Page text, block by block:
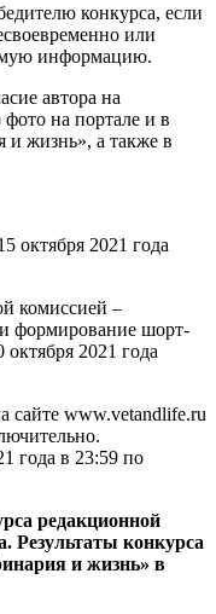
конкурса, если
или
информацию.
автора на
на портале и в
и жизнь», а также в
октября 2021 года
комиссией –
формирование шорт-
2021 года
сайте www.vetandlife.ru
года в 23:59 по
редакционной
Результаты конкурса
и жизнь» в